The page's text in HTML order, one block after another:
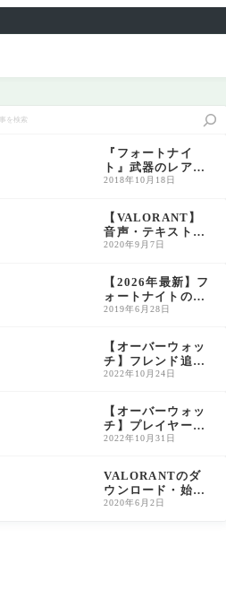
『フォートナイ
ト』武器のレアリ
ティ一覧と特徴解
＆おすすめ活用法
2018年10月18日
【VALORANT】
音声・テキスト言
語の変更方法につ
ラント】
2020年9月7日
【2026年最新】フ
ォートナイトの編
集練習マップおす
上級者別に島コー
ドを紹介
2019年6月28日
【オーバーウォッ
チ】フレンド追加
方法｜BATTLETA
説
2022年10月24日
【オーバーウォッ
チ】プレイヤー称
号の入手方法・解
2022年10月31日
VALORANTのダ
ウンロード・始め
方｜PC版完全ガイ
2020年6月2日